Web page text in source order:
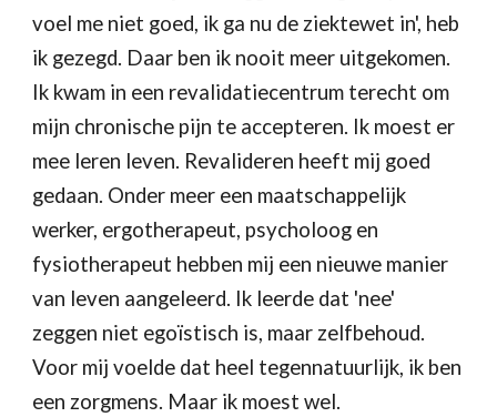
voel me niet goed, ik ga nu de ziektewet in', heb
ik gezegd. Daar ben ik nooit meer uitgekomen.
Ik kwam in een revalidatiecentrum terecht om
mijn chronische pijn te accepteren. Ik moest er
mee leren leven. Revalideren heeft mij goed
gedaan. Onder meer een maatschappelijk
werker, ergotherapeut, psycholoog en
fysiotherapeut hebben mij een nieuwe manier
van leven aangeleerd. Ik leerde dat 'nee'
zeggen niet egoïstisch is, maar zelfbehoud.
Voor mij voelde dat heel tegennatuurlijk, ik ben
een zorgmens. Maar ik moest wel.